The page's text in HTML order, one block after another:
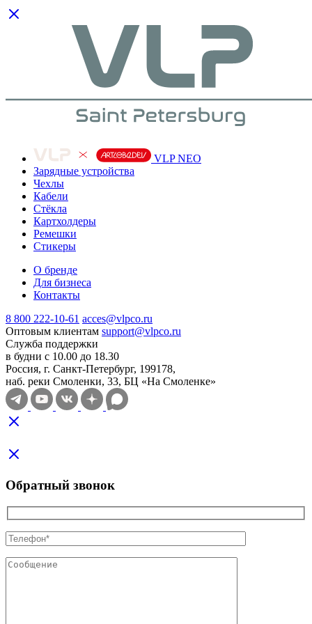
VLP NEO
Зарядные устройства
Чехлы
Кабели
Cтёкла
Картхолдеры
Ремешки
Стикеры
О бренде
Для бизнеса
Контакты
8 800 222-10-61 acces@vlpco.ru
Оптовым клиентам support@vlpco.ru
Служба поддержки
в будни с 10.00 до 18.30
Россия, г. Санкт-Петербург, 199178,
наб. реки Смоленки, 33, БЦ «На Смоленке»
Обратный звонок